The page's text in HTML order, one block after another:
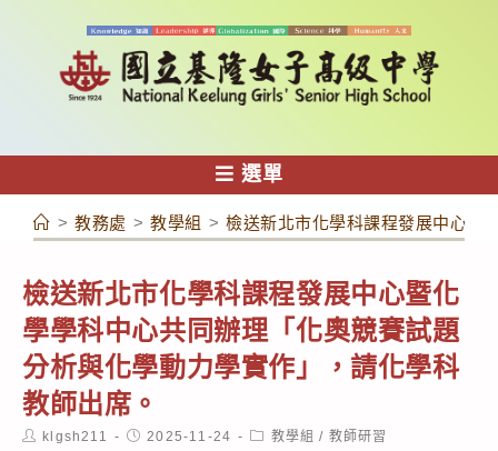
容
選單
> 教務處 > 教學組 > 檢送新北市化學科課程發展中心暨
檢送新北市化學科課程發展中心暨化
學學科中心共同辦理「化奧競賽試題
分析與化學動力學實作」，請化學科
教師出席。
Postklgsh211
Post2025-11-24
Post教學組 / 教師研習